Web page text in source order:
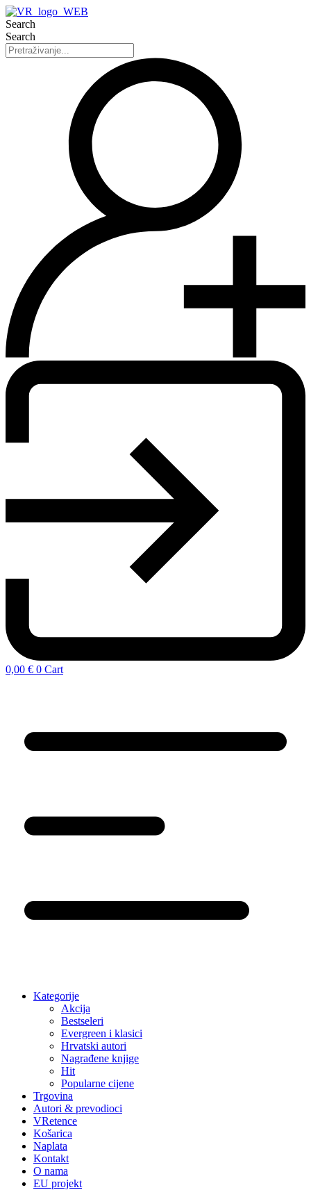
Search
Search
0,00 € 0 Cart
Kategorije
Akcija
Bestseleri
Evergreen i klasici
Hrvatski autori
Nagrađene knjige
Hit
Popularne cijene
Trgovina
Autori & prevodioci
VRetence
Košarica
Naplata
Kontakt
O nama
EU projekt